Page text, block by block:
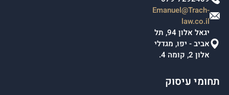
Emanuel@Trach-
law.co.il
יגאל אלון 94, תל
אביב - יפו, מגדלי
אלון 2, קומה 4.
תחומי עיסוק